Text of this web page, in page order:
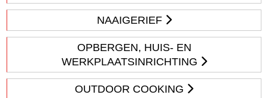
NAAIGERIEF
OPBERGEN, HUIS- EN
WERKPLAATSINRICHTING
OUTDOOR COOKING